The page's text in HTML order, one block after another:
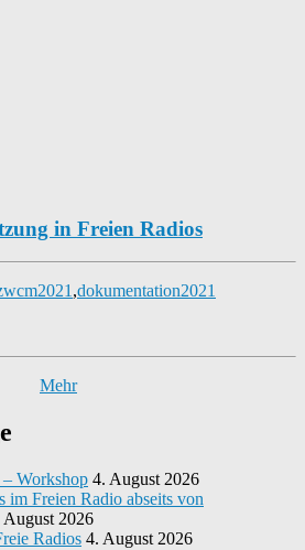
in Freien Radios
,dokumentation2021
Mehr
Workshop 4. August 2026
im Freien Radio abseits von
August 2026
Radios 4. August 2026